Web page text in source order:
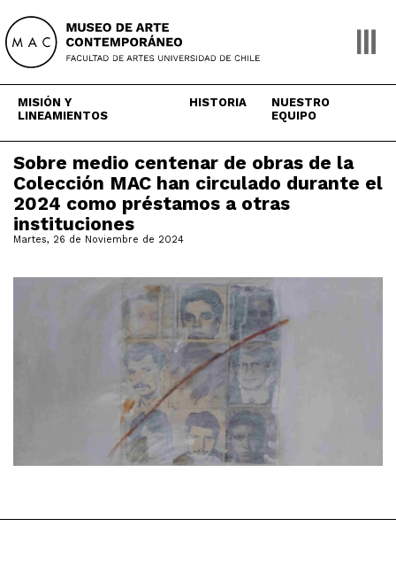
content
MISIÓN Y
LINEAMIENTOS
HISTORIA
NUESTRO
EQUIPO
Sobre medio centenar de obras de la
Colección MAC han circulado durante el
2024 como préstamos a otras
instituciones
Martes, 26 de Noviembre de 2024